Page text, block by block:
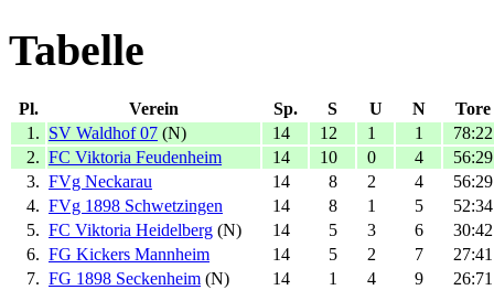
Tabelle
Pl. Verein Sp. S U N
Tore
1. SV Waldhof 07 (N) 14 12 1 1
78:22
2. FC Viktoria Feudenheim 14 10 0 4
56:29
3. FVg Neckarau 14 8 2 4
56:29
4. FVg 1898 Schwetzingen 14 8 1 5
52:34
5. FC Viktoria Heidelberg (N) 14 5 3 6
30:42
6. FG Kickers Mannheim 14 5 2 7
27:41
7. FG 1898 Seckenheim (N) 14 1 4 9
26:71